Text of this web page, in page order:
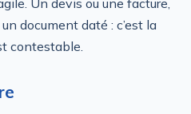
Un devis ou une facture,
document daté : c’est la
contestable.